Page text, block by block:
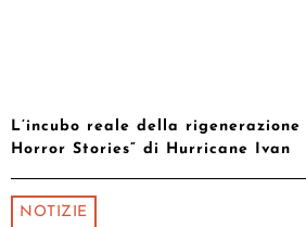
L’incubo reale della rigenerazione
Horror Stories” di Hurricane Ivan
NOTIZIE